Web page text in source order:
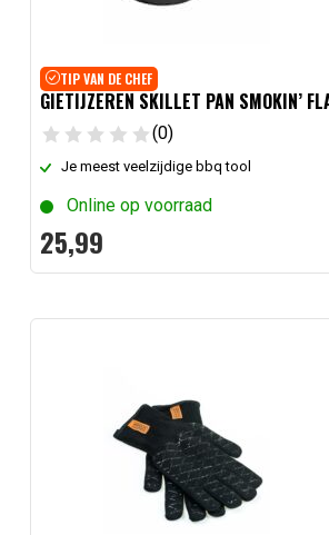
TIP VAN DE CHEF
GIETIJZEREN SKILLET PAN SMOKIN’
(0)
Je meest veelzijdige bbq tool
Online op voorraad
25,99